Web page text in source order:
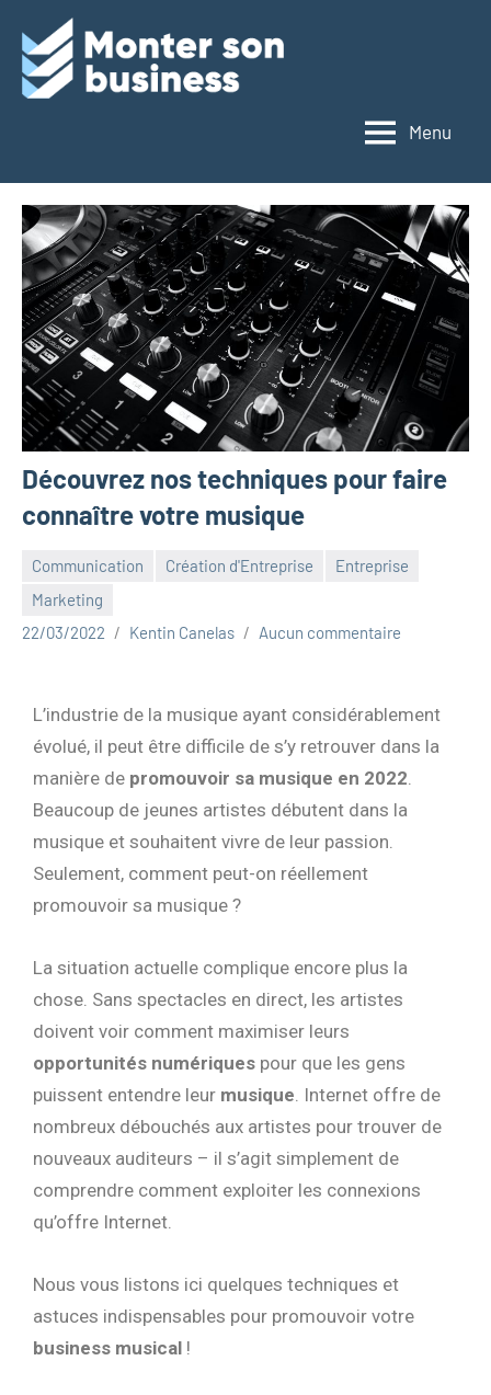
business
Menu
Découvrez nos techniques pour faire
connaître votre musique
Communication Création d'Entreprise
Entreprise
Marketing
22/03/2022
Kentin Canelas Aucun commentaire
L’industrie de la musique ayant considérablement
évolué, il peut être difficile de s’y retrouver dans la
manière de promouvoir sa musique en 2022
Beaucoup de jeunes artistes débutent dans la
musique et souhaitent vivre de leur passion.
Seulement, comment peut-on réellement
promouvoir sa musique ?
La situation actuelle complique encore plus la
chose. Sans spectacles en direct, les artistes
doivent voir comment maximiser leurs
opportunités numériques pour que les gens
puissent entendre leur musique . Internet offre de
nombreux débouchés aux artistes pour trouver de
nouveaux auditeurs – il s’agit simplement de
comprendre comment exploiter les connexions
qu’offre Internet.
Nous vous listons ici quelques techniques et
astuces indispensables pour promouvoir votre
business musical !